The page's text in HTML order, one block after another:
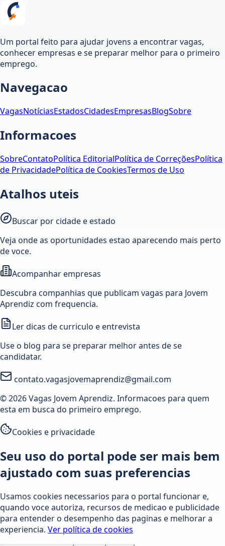
Um portal feito para ajudar jovens a encontrar vagas,
conhecer empresas e se preparar melhor para o primeiro
emprego.
Navegacao
VagasNotíciasEstadosCidadesEmpresasBlogSobre
Informacoes
SobreContatoPolítica EditorialPolítica de CorreçõesPolítica
de PrivacidadePolítica de CookiesTermos de Uso
Atalhos uteis
Buscar por cidade e estado
Veja onde as oportunidades estao aparecendo mais perto
de voce.
Acompanhar empresas
Descubra companhias que publicam vagas para Jovem
Aprendiz com frequencia.
Ler dicas de curriculo e entrevista
Use o blog para se preparar melhor antes de se
candidatar.
contato.vagasjovemaprendiz@gmail.com
© 2026 Vagas Jovem Aprendiz. Informacoes para quem
esta em busca do primeiro emprego.
Cookies e privacidade
Seu uso do portal pode ser mais bem
ajustado com suas preferencias
Usamos cookies necessarios para o portal funcionar e,
quando voce autoriza, recursos de medicao e publicidade
para entender o desempenho das paginas e melhorar a
experiencia. Ver política de cookies